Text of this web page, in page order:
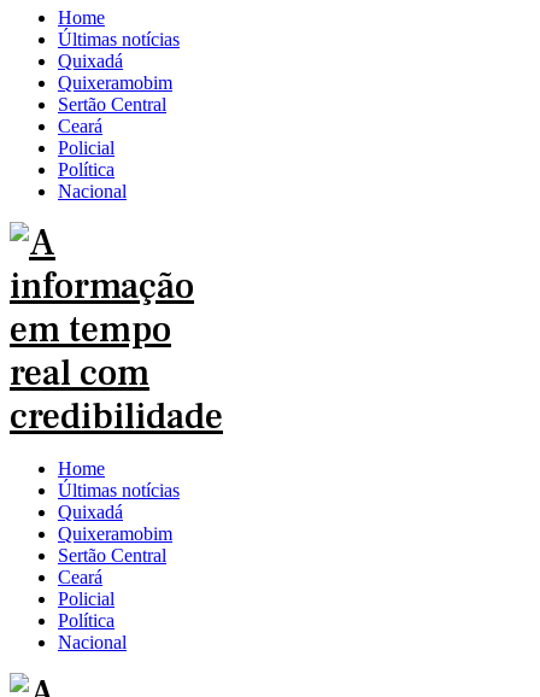
Home
Últimas notícias
Quixadá
Quixeramobim
Sertão Central
Ceará
Policial
Política
Nacional
Home
Últimas notícias
Quixadá
Quixeramobim
Sertão Central
Ceará
Policial
Política
Nacional